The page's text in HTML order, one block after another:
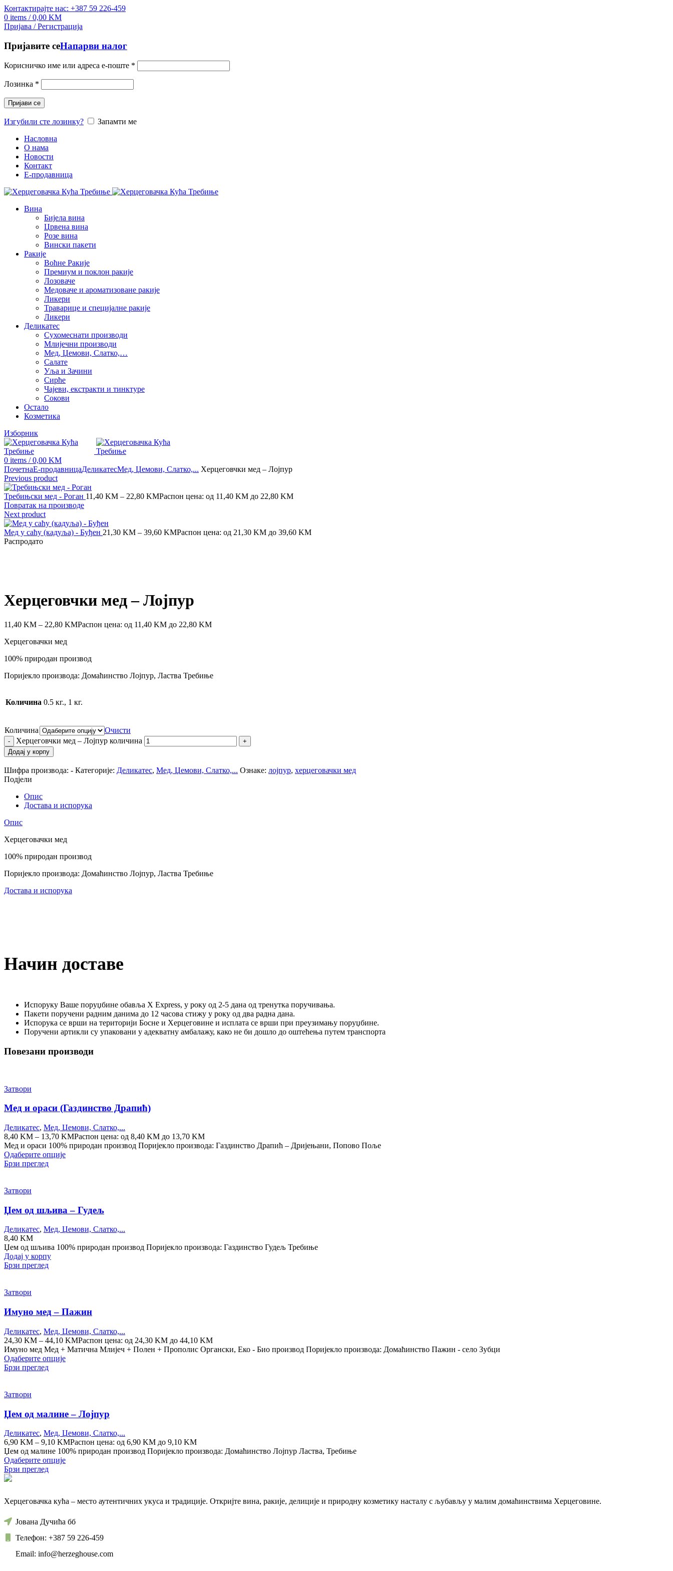
Контактирајте нас: +387 59 226-459
0 items / 0,00 KM
Пријава / Регистрација
Пријавите сеНапарви налог
Корисничко име или адреса е-поште *
Лозинка *
Пријави се
Изгубили сте лозинку?
Запамти ме
Насловна
О нама
Новости
Контакт
E-продавница
Вина
Бијела вина
Црвена вина
Розе вина
Вински пакети
Ракије
Воћне Ракије
Премиум и поклон ракије
Лозоваче
Медоваче и ароматизоване ракије
Ликери
Траварице и специјалне ракије
Ликери
Деликатес
Сухомеснати производи
Млијечни производи
Мед, Џемови, Слатко,…
Салате
Уља и Зачини
Сирће
Чајеви, екстракти и тинктуре
Сокови
Остало
Козметика
Изборник
0 items / 0,00 KM
ПочетнаЕ-продавницаДеликатесМед, Џемови, Слатко,... Херцеговчки мед – Лојпур
Previous product
Требињски мед - Роган 11,40 KM – 22,80 KMРаспон цена: од 11,40 KM до 22,80 KM
Повратак на производе
Next product
Мед у саћу (кадуља) - Буђен 21,30 KM – 39,60 KMРаспон цена: од 21,30 KM до 39,60 KM
Распродато
Херцеговчки мед – Лојпур
11,40 KM – 22,80 KMРаспон цена: од 11,40 KM до 22,80 KM
Херцеговачки мед
100% природан производ
Поријекло производа: Домаћинство Лојпур, Ластва Требиње
Количина 0.5 кг., 1 кг.
Количина
Очисти
Херцеговчки мед – Лојпур количина
Додај у корпу
Шифра производа: - Категорије: Деликатес, Мед, Џемови, Слатко,... Ознаке: лојпур, херцеговачки мед
Подјели
Опис
Достава и испорука
Опис
Херцеговачки мед
100% природан производ
Поријекло производа: Домаћинство Лојпур, Ластва Требиње
Достава и испорука
Начин доставе
Испоруку Ваше поруџбине обавља X Express, у року од 2-5 дана од тренутка поручивања.
Пакети поручени радним данима до 12 часова стижу у року од два радна дана.
Испорука се врши на територији Босне и Херцеговине и исплата се врши при преузимању поруџбине.
Поручени артикли су упаковани у адекватну амбалажу, како не би дошло до оштећења путем транспорта
Повезани производи
Затвори
Мед и ораси (Газдинство Драпић)
Деликатес, Мед, Џемови, Слатко,...
8,40 KM – 13,70 KMРаспон цена: од 8,40 KM до 13,70 KM
Мед и ораси 100% природан производ Поријекло производа: Газдинство Драпић – Дријењани, Попово Поље
Одаберите опције
Брзи преглед
Затвори
Џем од шљива – Гудељ
Деликатес, Мед, Џемови, Слатко,...
8,40 KM
Џем од шљива 100% природан производ Поријекло производа: Газдинство Гудељ Требиње
Додај у корпу
Брзи преглед
Затвори
Имуно мед – Пажин
Деликатес, Мед, Џемови, Слатко,...
24,30 KM – 44,10 KMРаспон цена: од 24,30 KM до 44,10 KM
Имуно мед Мед + Матична Млијеч + Полен + Прополис Органски, Еко - Био производ Поријекло производа: Домаћинство Пажин - село Зубци
Одаберите опције
Брзи преглед
Затвори
Џем од малине – Лојпур
Деликатес, Мед, Џемови, Слатко,...
6,90 KM – 9,10 KMРаспон цена: од 6,90 KM до 9,10 KM
Џем од малине 100% природан производ Поријекло производа: Домаћинство Лојпур Ластва, Требиње
Одаберите опције
Брзи преглед
Херцеговачка кућа – место аутентичних укуса и традиције. Откријте вина, ракије, делиције и природну козметику насталу с љубављу у малим домаћинствима Херцеговине.
Јована Дучића бб
Телефон: +387 59 226-459
Email: info@herzeghouse.com